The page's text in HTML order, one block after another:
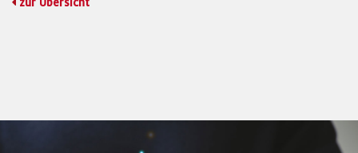
zur Übersicht